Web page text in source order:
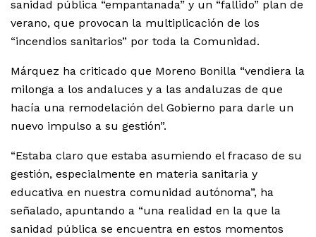
sanidad pública “empantanada” y un “fallido” plan de
verano, que provocan la multiplicación de los
“incendios sanitarios” por toda la Comunidad.
Márquez ha criticado que Moreno Bonilla “vendiera la
milonga a los andaluces y a las andaluzas de que
hacía una remodelación del Gobierno para darle un
nuevo impulso a su gestión”.
“Estaba claro que estaba asumiendo el fracaso de su
gestión, especialmente en materia sanitaria y
educativa en nuestra comunidad autónoma”, ha
señalado, apuntando a “una realidad en la que la
sanidad pública se encuentra en estos momentos